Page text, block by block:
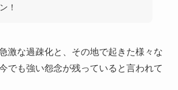
！
激な過疎化と、その地で起きた様々な
でも強い怨念が残っていると言われて